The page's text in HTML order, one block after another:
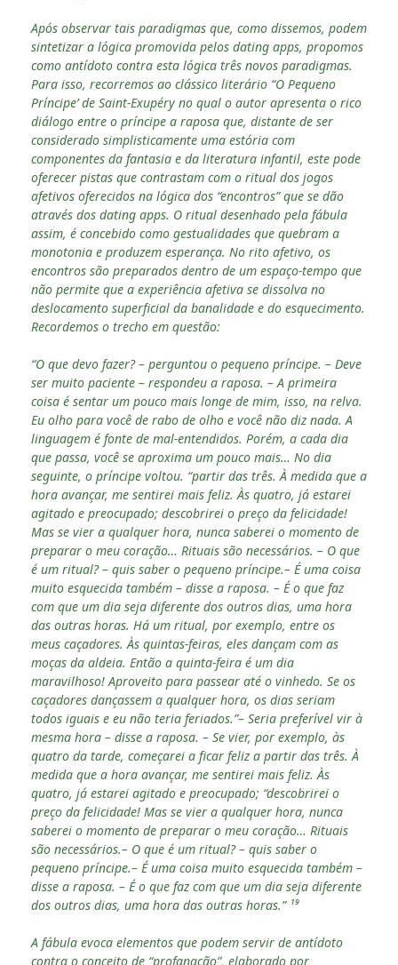
Após observar tais paradigmas que, como dissemos, podem
sintetizar a lógica promovida pelos dating apps, propomos
como antídoto contra esta lógica três novos paradigmas.
Para isso, recorremos ao clássico literário “O Pequeno
Príncipe’ de Saint-Exupéry no qual o autor apresenta o rico
diálogo entre o príncipe a raposa que, distante de ser
considerado simplisticamente uma estória com
componentes da fantasia e da literatura infantil, este pode
oferecer pistas que contrastam com o ritual dos jogos
afetivos oferecidos na lógica dos “encontros” que se dão
através dos dating apps. O ritual desenhado pela fábula
assim, é concebido como gestualidades que quebram a
monotonia e produzem esperança. No rito afetivo, os
encontros são preparados dentro de um espaço-tempo que
não permite que a experiência afetiva se dissolva no
deslocamento superficial da banalidade e do esquecimento.
Recordemos o trecho em questão:
“O que devo fazer? – perguntou o pequeno príncipe. – Deve
ser muito paciente – respondeu a raposa. – A primeira
coisa é sentar um pouco mais longe de mim, isso, na relva.
Eu olho para você de rabo de olho e você não diz nada. A
linguagem é fonte de mal-entendidos. Porém, a cada dia
que passa, você se aproxima um pouco mais… No dia
seguinte, o príncipe voltou. “partir das três. À medida que a
hora avançar, me sentirei mais feliz. Às quatro, já estarei
agitado e preocupado; descobrirei o preço da felicidade!
Mas se vier a qualquer hora, nunca saberei o momento de
preparar o meu coração… Rituais são necessários. – O que
é um ritual? – quis saber o pequeno príncipe.– É uma coisa
muito esquecida também – disse a raposa. – É o que faz
com que um dia seja diferente dos outros dias, uma hora
das outras horas. Há um ritual, por exemplo, entre os
meus caçadores. Às quintas-feiras, eles dançam com as
moças da aldeia. Então a quinta-feira é um dia
maravilhoso! Aproveito para passear até o vinhedo. Se os
caçadores dançassem a qualquer hora, os dias seriam
todos iguais e eu não teria feriados.”– Seria preferível vir à
mesma hora – disse a raposa. – Se vier, por exemplo, às
quatro da tarde, começarei a ficar feliz a partir das três. À
medida que a hora avançar, me sentirei mais feliz. Às
quatro, já estarei agitado e preocupado; “descobrirei o
preço da felicidade! Mas se vier a qualquer hora, nunca
saberei o momento de preparar o meu coração… Rituais
são necessários.– O que é um ritual? – quis saber o
pequeno príncipe.– É uma coisa muito esquecida também –
disse a raposa. – É o que faz com que um dia seja diferente
dos outros dias, uma hora das outras horas.” ¹⁹
A fábula evoca elementos que podem servir de antídoto
contra o conceito de “profanação”, elaborado por